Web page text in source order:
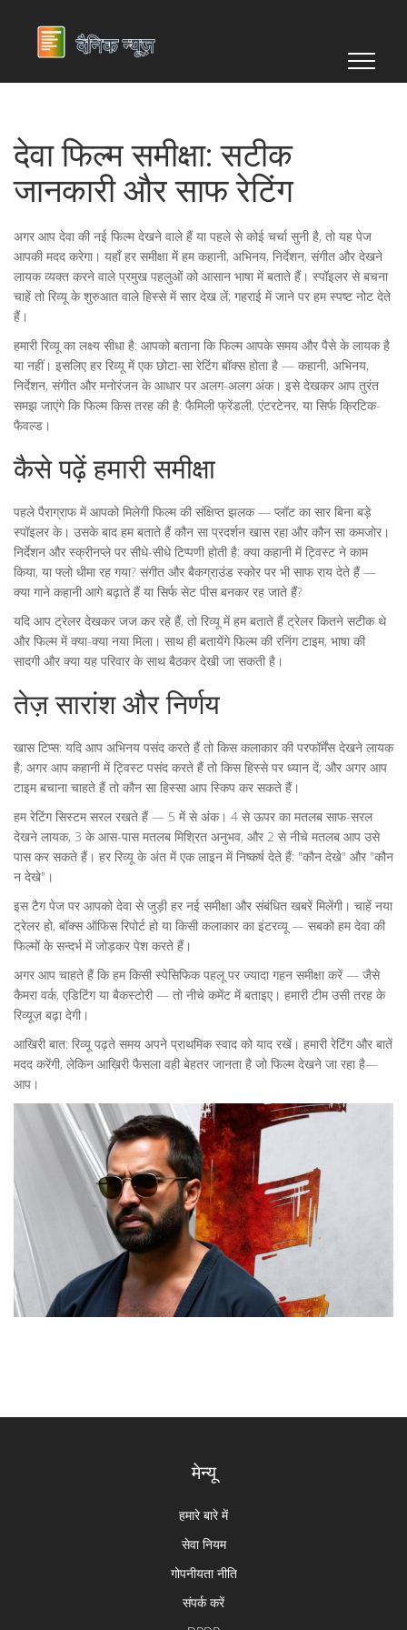
देवा फिल्म समीक्षा: सटीक
जानकारी और साफ रेटिंग
अगर आप देवा की नई फिल्म देखने वाले हैं या पहले से कोई चर्चा सुनी है, तो यह पेज
आपकी मदद करेगा। यहाँ हर समीक्षा में हम कहानी, अभिनय, निर्देशन, संगीत और देखने
लायक व्यक्त करने वाले प्रमुख पहलुओं को आसान भाषा में बताते हैं। स्पॉइलर से बचना
चाहें तो रिव्यू के शुरुआत वाले हिस्से में सार देख लें; गहराई में जाने पर हम स्पष्ट नोट देते
हैं।
हमारी रिव्यू का लक्ष्य सीधा है: आपको बताना कि फिल्म आपके समय और पैसे के लायक है
या नहीं। इसलिए हर रिव्यू में एक छोटा-सा रेटिंग बॉक्स होता है — कहानी, अभिनय,
निर्देशन, संगीत और मनोरंजन के आधार पर अलग-अलग अंक। इसे देखकर आप तुरंत
समझ जाएंगे कि फिल्म किस तरह की है: फैमिली फ्रेंडली, एंटरटेनर, या सिर्फ क्रिटिक-
फैवल्ड।
कैसे पढ़ें हमारी समीक्षा
पहले पैराग्राफ में आपको मिलेगी फिल्म की संक्षिप्त झलक — प्लॉट का सार बिना बड़े
स्पॉइलर के। उसके बाद हम बताते हैं कौन सा प्रदर्शन खास रहा और कौन सा कमजोर।
निर्देशन और स्क्रीनप्ले पर सीधे-सीधे टिप्पणी होती है: क्या कहानी में ट्विस्ट ने काम
किया, या फ्लो धीमा रह गया? संगीत और बैकग्राउंड स्कोर पर भी साफ राय देते हैं —
क्या गाने कहानी आगे बढ़ाते हैं या सिर्फ सेट पीस बनकर रह जाते हैं?
यदि आप ट्रेलर देखकर जज कर रहे हैं, तो रिव्यू में हम बताते हैं ट्रेलर कितने सटीक थे
और फिल्म में क्या-क्या नया मिला। साथ ही बतायेंगे फिल्म की रनिंग टाइम, भाषा की
सादगी और क्या यह परिवार के साथ बैठकर देखी जा सकती है।
तेज़ सारांश और निर्णय
खास टिप्स: यदि आप अभिनय पसंद करते हैं तो किस कलाकार की परफॉर्मेंस देखने लायक
है; अगर आप कहानी में ट्विस्ट पसंद करते हैं तो किस हिस्से पर ध्यान दें; और अगर आप
टाइम बचाना चाहते हैं तो कौन सा हिस्सा आप स्किप कर सकते हैं।
हम रेटिंग सिस्टम सरल रखते हैं — 5 में से अंक। 4 से ऊपर का मतलब साफ-सरल
देखने लायक, 3 के आस-पास मतलब मिश्रित अनुभव, और 2 से नीचे मतलब आप उसे
पास कर सकते हैं। हर रिव्यू के अंत में एक लाइन में निष्कर्ष देते हैं: "कौन देखे" और "कौन
न देखे"।
इस टैग पेज पर आपको देवा से जुड़ी हर नई समीक्षा और संबंधित खबरें मिलेंगी। चाहें नया
ट्रेलर हो, बॉक्स ऑफिस रिपोर्ट हो या किसी कलाकार का इंटरव्यू — सबको हम देवा की
फिल्मों के सन्दर्भ में जोड़कर पेश करते हैं।
अगर आप चाहते हैं कि हम किसी स्पेसिफिक पहलू पर ज्यादा गहन समीक्षा करें — जैसे
कैमरा वर्क, एडिटिंग या बैकस्टोरी — तो नीचे कमेंट में बताइए। हमारी टीम उसी तरह के
रिव्यूज़ बढ़ा देगी।
आखिरी बात: रिव्यू पढ़ते समय अपने प्राथमिक स्वाद को याद रखें। हमारी रेटिंग और बातें
मदद करेंगी, लेकिन आख़िरी फैसला वही बेहतर जानता है जो फिल्म देखने जा रहा है—
आप।
मेन्यू
हमारे बारे में
सेवा नियम
गोपनीयता नीति
संपर्क करें